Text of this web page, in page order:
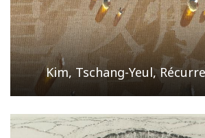
Kim, Tschang-Yeul,